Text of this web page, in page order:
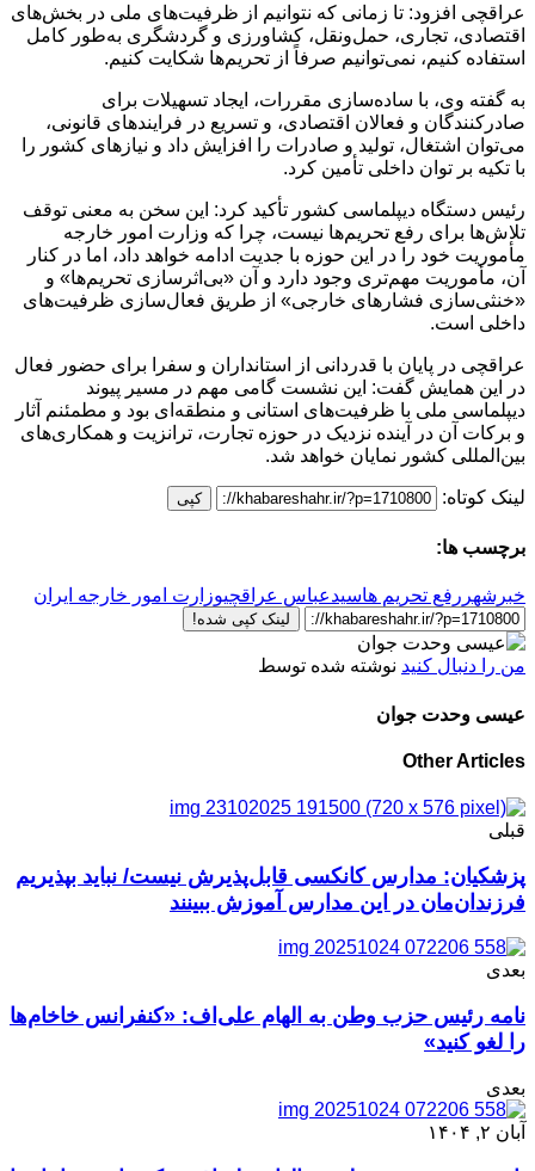
عراقچی افزود: تا زمانی که نتوانیم از ظرفیت‌های ملی در بخش‌های
اقتصادی، تجاری، حمل‌ونقل، کشاورزی و گردشگری به‌طور کامل
استفاده کنیم، نمی‌توانیم صرفاً از تحریم‌ها شکایت کنیم.
به گفته وی، با ساده‌سازی مقررات، ایجاد تسهیلات برای
صادرکنندگان و فعالان اقتصادی، و تسریع در فرایندهای قانونی،
می‌توان اشتغال، تولید و صادرات را افزایش داد و نیازهای کشور را
با تکیه بر توان داخلی تأمین کرد.
رئیس دستگاه دیپلماسی کشور تأکید کرد: این سخن به معنی توقف
تلاش‌ها برای رفع تحریم‌ها نیست، چرا که وزارت امور خارجه
مأموریت خود را در این حوزه با جدیت ادامه خواهد داد، اما در کنار
آن، مأموریت مهم‌تری وجود دارد و آن «بی‌اثر‌سازی تحریم‌ها» و
«خنثی‌سازی فشارهای خارجی» از طریق فعال‌سازی ظرفیت‌های
داخلی است.
عراقچی در پایان با قدردانی از استانداران و سفرا برای حضور فعال
در این همایش گفت: این نشست گامی مهم در مسیر پیوند
دیپلماسی ملی با ظرفیت‌های استانی و منطقه‌ای بود و مطمئنم آثار
و برکات آن در آینده نزدیک در حوزه تجارت، ترانزیت و همکاری‌های
بین‌المللی کشور نمایان خواهد شد.
لینک کوتاه: کپی
برچسب ها:
خبرشهر رفع تحریم هاسیدعباس عراقچیوزارت امور خارجه ایران
لینک کپی شده!
من را دنبال کنید نوشته شده توسط
عیسی وحدت جوان
Other Articles
قبلی
پزشکیان: مدارس کانکسی ‌قابل‌پذیرش نیست/ نباید بپذیریم
فرزندان‌مان در این مدارس آموزش ببینند
بعدی
نامه رئیس حزب وطن به الهام علی‌اف: «کنفرانس خاخام‌ها
را لغو کنید»
بعدی
آبان ۲, ۱۴۰۴